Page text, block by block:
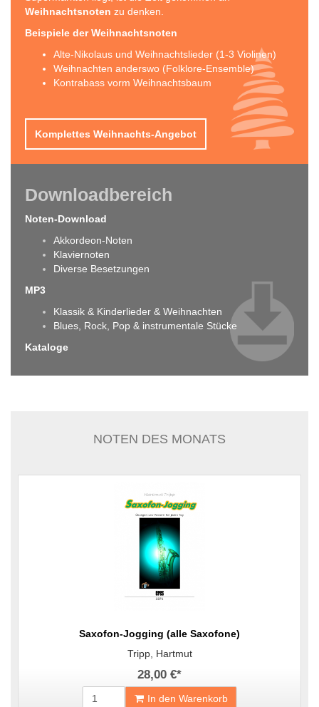
Weihnachtsnoten zu denken.
Beispiele der Weihnachtsnoten
Alte-Nikolaus und Weihnachtslieder (1-3 Violinen)
Weihnachten anderswo (Folklore-Ensemble)
Kontrabass vorm Weihnachtsbaum
Komplettes Weihnachts-Angebot
Downloadbereich
Noten-Download
Akkordeon-Noten
Klaviernoten
Diverse Besetzungen
MP3
Klassik & Kinderlieder & Weihnachten
Blues, Rock, Pop & instrumentale Stücke
Kataloge
NOTEN DES MONATS
Saxofon-Jogging (alle Saxofone)
Tripp, Hartmut
28,00 €*
In den Warenkorb